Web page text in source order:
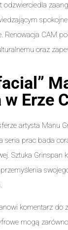
odzwierciedla
Renowacja CAM
oraz
w Erze
artysta Manu
seria prac bada
Sztuka Grinspan
komentarz
mogą